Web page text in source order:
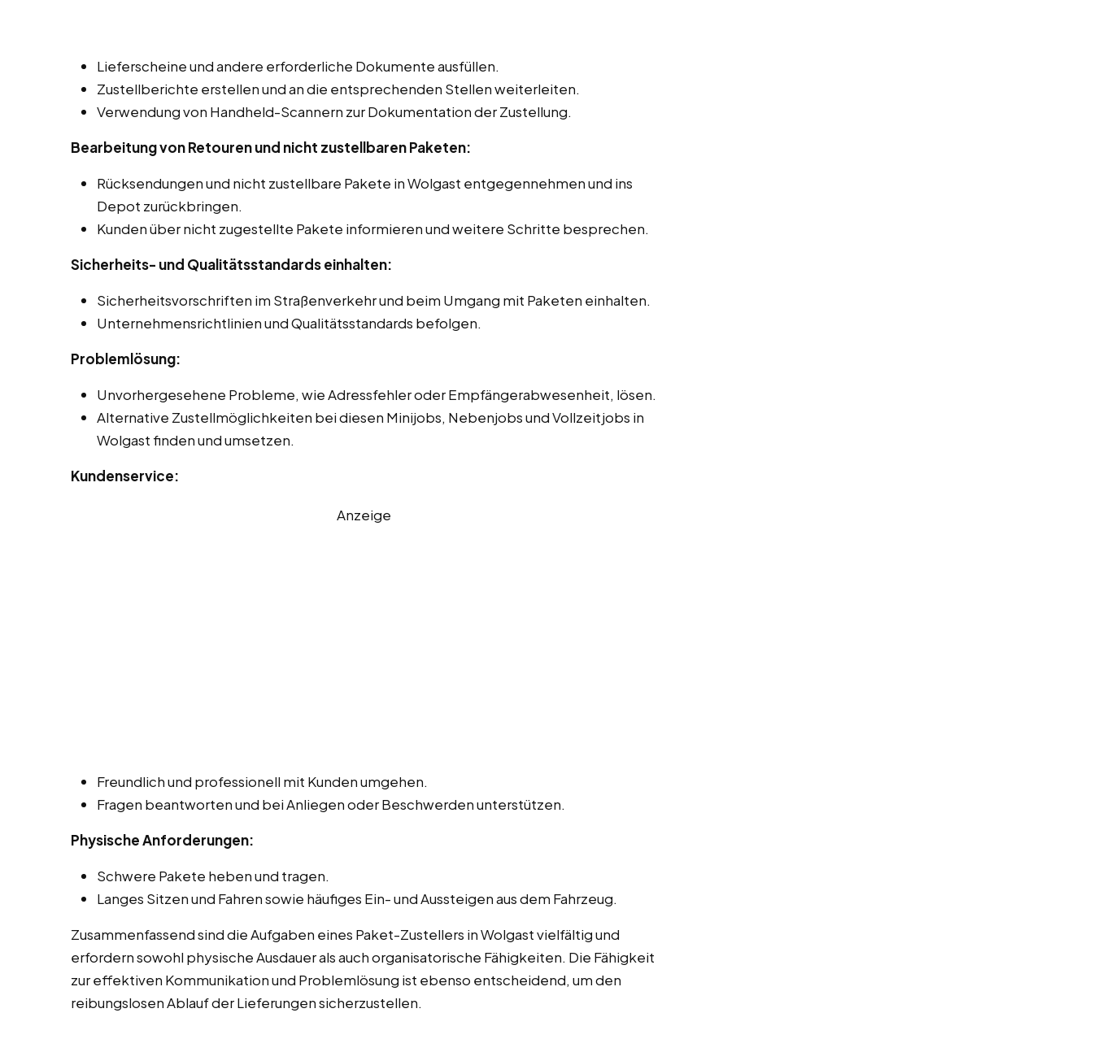
Lieferscheine und andere erforderliche Dokumente ausfüllen.
Zustellberichte erstellen und an die entsprechenden Stellen weiterleiten.
Verwendung von Handheld-Scannern zur Dokumentation der Zustellung.
Bearbeitung von Retouren und nicht zustellbaren Paketen:
Rücksendungen und nicht zustellbare Pakete in Wolgast entgegennehmen und ins
Depot zurückbringen.
Kunden über nicht zugestellte Pakete informieren und weitere Schritte besprechen.
Sicherheits- und Qualitätsstandards einhalten:
Sicherheitsvorschriften im Straßenverkehr und beim Umgang mit Paketen einhalten.
Unternehmensrichtlinien und Qualitätsstandards befolgen.
Problemlösung:
Unvorhergesehene Probleme, wie Adressfehler oder Empfängerabwesenheit, lösen.
Alternative Zustellmöglichkeiten bei diesen Minijobs, Nebenjobs und Vollzeitjobs in
Wolgast finden und umsetzen.
Kundenservice:
Anzeige
Freundlich und professionell mit Kunden umgehen.
Fragen beantworten und bei Anliegen oder Beschwerden unterstützen.
Physische Anforderungen:
Schwere Pakete heben und tragen.
Langes Sitzen und Fahren sowie häufiges Ein- und Aussteigen aus dem Fahrzeug.
Zusammenfassend sind die Aufgaben eines Paket-Zustellers in Wolgast vielfältig und
erfordern sowohl physische Ausdauer als auch organisatorische Fähigkeiten. Die Fähigkeit
zur effektiven Kommunikation und Problemlösung ist ebenso entscheidend, um den
reibungslosen Ablauf der Lieferungen sicherzustellen.